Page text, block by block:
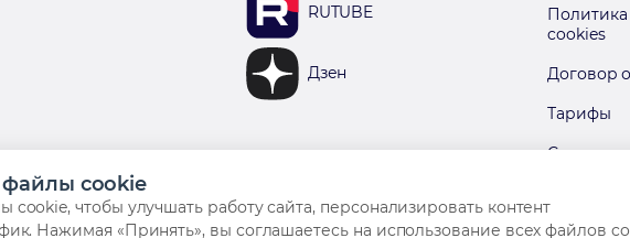
RUTUBE
Дзен
cookies
Договор
Тарифы
Согласие
Архив
cookie
чтобы улучшать работу сайта, персонализировать контент
Нажимая «Принять», вы соглашаетесь на использование всех файлов